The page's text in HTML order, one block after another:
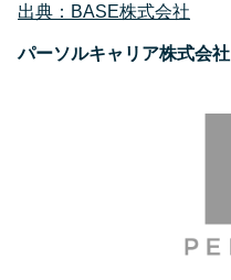
出典：BASE株式会社
パーソルキャリア株式会社